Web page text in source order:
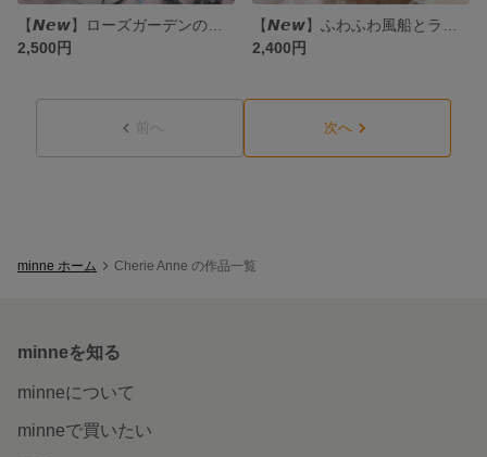
2,500円
2,400円
前へ 次へ
minne ホーム Cherie Anne の作品一覧
minneを知る
minneについて
minneで買いたい